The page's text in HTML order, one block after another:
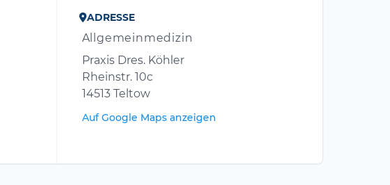
ADRESSE
Allgemeinmedizin
Praxis Dres. Köhler
Rheinstr. 10c
14513 Teltow
Auf Google Maps anzeigen